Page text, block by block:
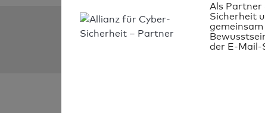
SPF Check:
sanblasnayarit.gob.mx
Als Partner
Sicherheit
der E-Mail-